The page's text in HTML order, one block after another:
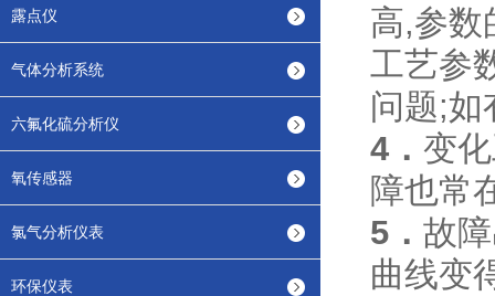
露点仪
气体分析系统
六氟化硫分析仪
氧传感器
氯气分析仪表
环保仪表
高,参数
工艺参
问题;如
4． 变
障也常
5． 故
曲线变